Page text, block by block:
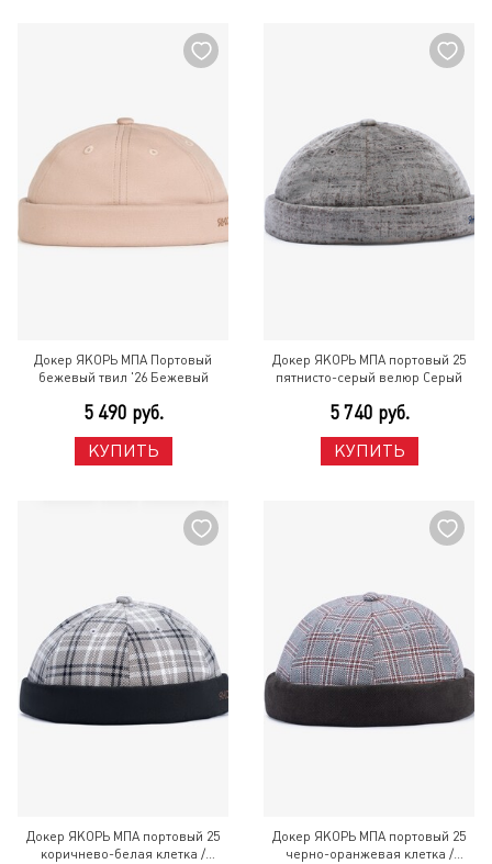
Докер ЯКОРЬ МПА Портовый
бежевый твил '26 Бежевый
5 490 руб.
КУПИТЬ
Докер ЯКОРЬ МПА портовый 25
пятнисто-серый велюр Серый
5 740 руб.
КУПИТЬ
Докер ЯКОРЬ МПА портовый 25
коричнево-белая клетка /
Докер ЯКОРЬ МПА портовый 25
черно-оранжевая клетка /